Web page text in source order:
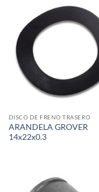
DISCO DE FRENO TRASERO
ARANDELA GROVER
14x22x0.3